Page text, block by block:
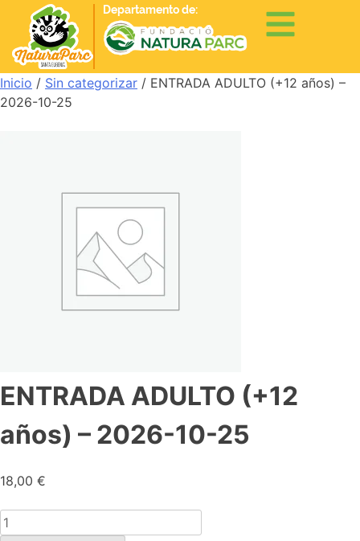
Departamento de:
Inicio / Sin categorizar / ENTRADA ADULTO (+12 años) –
2026-10-25
ENTRADA ADULTO (+12
años) – 2026-10-25
18,00 €